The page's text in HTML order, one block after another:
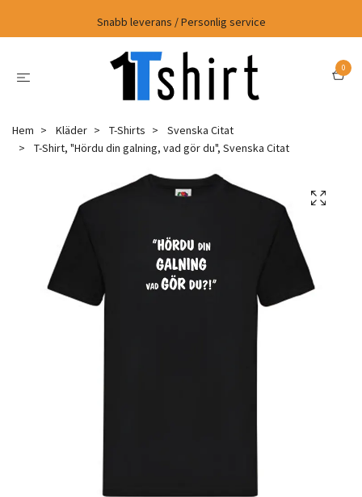
Snabb leverans / Personlig service
0
Hem Kläder T-Shirts
Svenska Citat
T-Shirt, "Hördu din galning, vad gör du", Svenska Citat